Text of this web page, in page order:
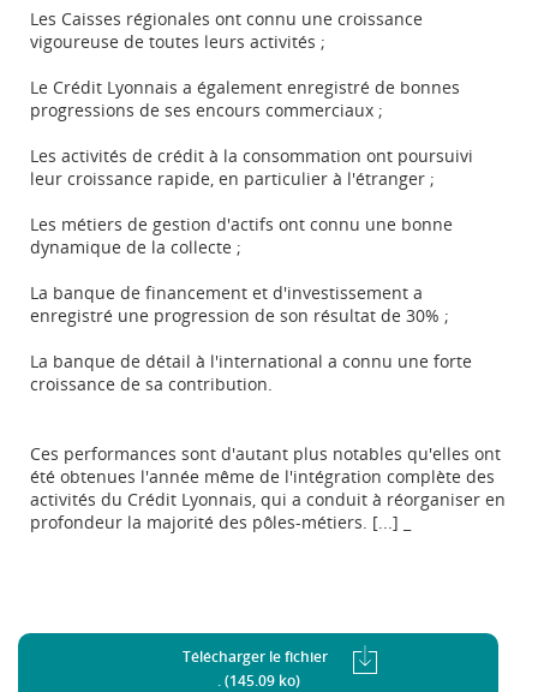
Les Caisses régionales ont connu une croissance
vigoureuse de toutes leurs activités ;
Le Crédit Lyonnais a également enregistré de bonnes
progressions de ses encours commerciaux ;
Les activités de crédit à la consommation ont poursuivi
leur croissance rapide, en particulier à l'étranger ;
Les métiers de gestion d'actifs ont connu une bonne
dynamique de la collecte ;
La banque de financement et d'investissement a
enregistré une progression de son résultat de 30% ;
La banque de détail à l'international a connu une forte
croissance de sa contribution.
Ces performances sont d'autant plus notables qu'elles ont
été obtenues l'année même de l'intégration complète des
activités du Crédit Lyonnais, qui a conduit à réorganiser en
profondeur la majorité des pôles-métiers. [...] _
Télécharger le fichier
. (145.09 ko)